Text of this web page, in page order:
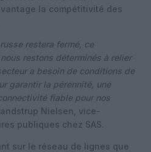
la compétitivité des
restera fermé, ce
restons déterminés à relier
a besoin de conditions de
garantir la pérennité, une
fiable pour nos
Nielsen, vice-
publiques chez SAS.
sur le réseau de lignes que